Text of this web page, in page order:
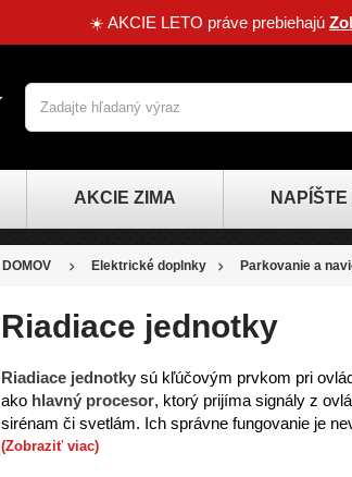
☀️ AKCIE LETO práve prebiehajú
AKCIE ZIMA NAPÍŠTE
DOMOV Elektrické doplnky Parkovanie a
Riadiace jednotky
Riadiace jednotkysú kľúčovým prvkom pri
ako hlavný procesor, ktorý prijíma signály z
sirénam či svetlám. Ich správne fungovanie je
(Zobraziť viac)